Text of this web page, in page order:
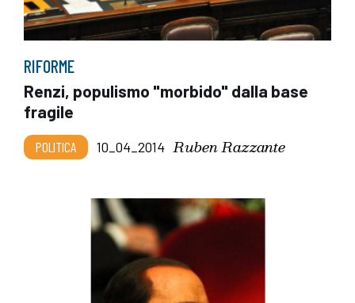
RIFORME
Renzi, populismo "morbido" dalla base
fragile
POLITICA 10_04_2014 Ruben Razzante